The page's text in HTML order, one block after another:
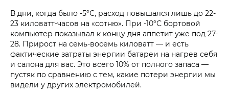
В дни, когда было -5°С, расход повышался лишь до 22-
23 киловатт-часов на «сотню». При -10°С бортовой
компьютер показывал к концу дня аппетит уже под 27-
28. Прирост на семь-восемь киловатт — и есть
фактические затраты энергии батареи на нагрев себя
и салона для вас. Это всего 10% от полного запаса —
пустяк по сравнению с тем, какие потери энергии мы
видели у других электромобилей.